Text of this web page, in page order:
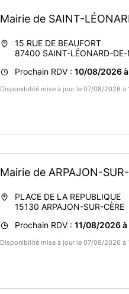
Mairie de SAINT-
15 RUE DE BEAUFORT
87400 SAINT-LÉONARD-
Prochain RDV : 10/08/2026
Disponibilité mise à jour le 07/08/2026 à
Mairie de ARPAJON-
PLACE DE LA REPUBLIQUE
15130 ARPAJON-SUR-CÈRE
Prochain RDV : 11/08/2026
Disponibilité mise à jour le 07/08/2026 à